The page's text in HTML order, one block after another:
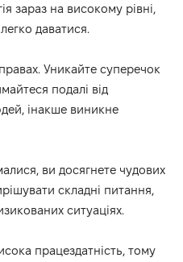
зараз на високому рівні,
даватися.
Уникайте суперечок
подалі від
інакше виникне
ви досягнете чудових
складні питання,
ситуаціях.
працездатність, тому